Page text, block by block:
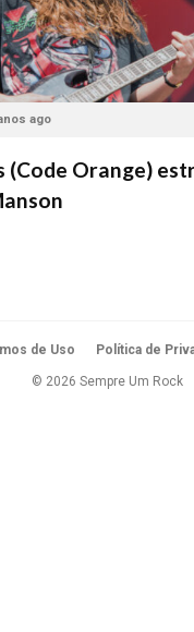
ago
(Code Orange)
de Uso Política de
© 2026 Sempre Um Rock